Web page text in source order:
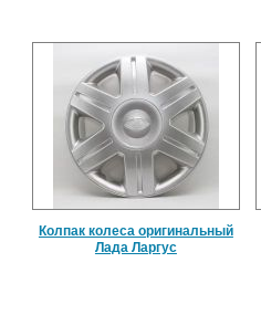
Колпак колеса оригинальный
Лада Ларгус